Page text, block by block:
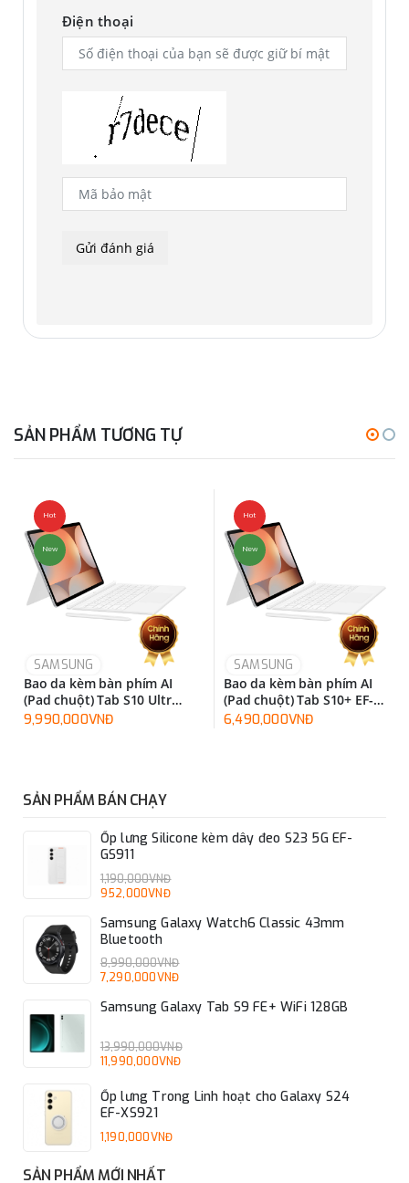
* Hình ảnh mô phỏng chỉ mang tính chất minh họa.
Điện thoại
SẢN PHẨM TƯƠNG TỰ
Hot
New
SAMSUNG
Bao da kèm bàn phím AI
(Pad chuột) Tab S10 Ultra
EF-DX925UBEGWW
9,990,000VNĐ
Hot
New
SAMSUNG
Bao da kèm bàn phím AI
(Pad chuột) Tab S10+ EF-
DX825UWEGWW
6,490,000VNĐ
SẢN PHẨM BÁN CHẠY
Ốp lưng Silicone kèm dây đeo S23 5G EF-
GS911
1,190,000VNĐ
952,000VNĐ
Samsung Galaxy Watch6 Classic 43mm
Bluetooth
8,990,000VNĐ
7,290,000VNĐ
Samsung Galaxy Tab S9 FE+ WiFi 128GB
13,990,000VNĐ
11,990,000VNĐ
Ốp lưng Trong Linh hoạt cho Galaxy S24
EF-XS921
1,190,000VNĐ
SẢN PHẨM MỚI NHẤT